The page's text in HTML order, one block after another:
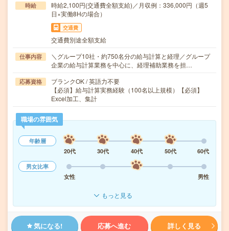
時給
時給2,100円(交通費全額支給)／月収例：336,000円（週5
日×実働8Hの場合）
交通費
交通費別途全額支給
仕事内容
＼グループ10社・約750名分の給与計算と経理／グループ
企業の給与計算業務を中心に、経理補助業務を担…
応募資格
ブランクOK / 英語力不要
【必須】給与計算実務経験（100名以上規模）【必須】
Excel加工、集計
職場の雰囲気
年齢層
20代
30代 40代 50代
60代
男女比率
女性
男性
もっと見る
気になる! 応募へ進む 詳しく見る